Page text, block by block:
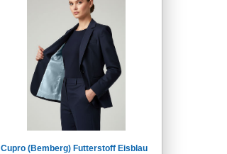
Cupro (Bemberg) Futterstoff Eisblau